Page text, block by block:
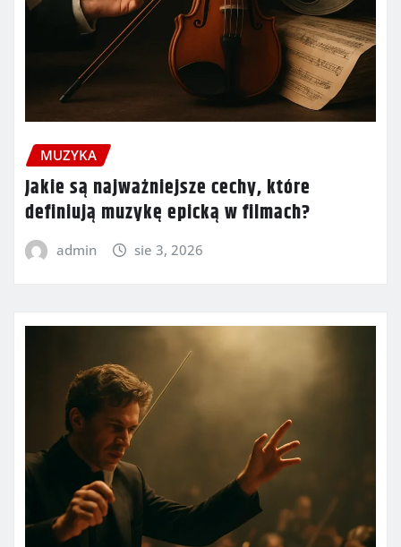
MUZYKA
Jakie są najważniejsze cechy, które
definiują muzykę epicką w filmach?
admin sie 3, 2026